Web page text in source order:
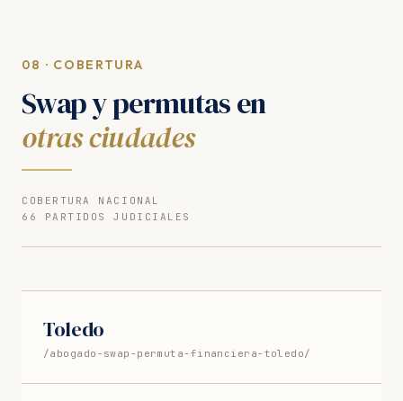
08 · COBERTURA
Swap y permutas en
otras ciudades
COBERTURA NACIONAL
66 PARTIDOS JUDICIALES
Toledo
/abogado-swap-permuta-financiera-toledo/